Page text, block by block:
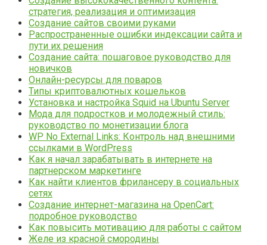
стратегия, реализация и оптимизация
Создание сайтов своими руками
Распространенные ошибки индексации сайта и
пути их решения
Создание сайта: пошаговое руководство для
новичков
Онлайн-ресурсы для поваров
Типы криптовалютных кошельков
Установка и настройка Squid на Ubuntu Server
Мода для подростков и молодежный стиль:
руководство по монетизации блога
WP No External Links: Контроль над внешними
ссылками в WordPress
Как я начал зарабатывать в интернете на
партнерском маркетинге
Как найти клиентов фрилансеру в социальных
сетях
Создание интернет-магазина на OpenCart:
подробное руководство
Как повысить мотивацию для работы с сайтом
Желе из красной смородины